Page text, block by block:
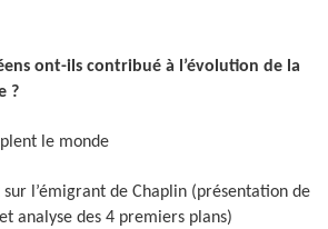
ont-ils contribué à l’évolution de la
?
le monde
sur l’émigrant de Chaplin (présentation de
analyse des 4 premiers plans)